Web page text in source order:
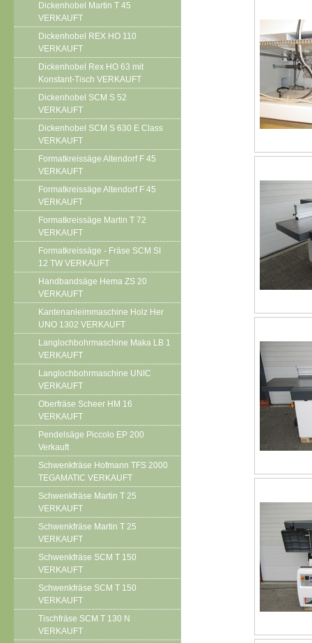
Dickenhobel Martin T 45
VERKAUFT
Dickenhobel REX HO 110
VERKAUFT
Dickenhobel Rex HO 63 mit
Konstant-Tisch VERKAUFT
Dickenhobel SCM S 52
VERKAUFT
Dickenhobel SCM S 630 E Class
VERKAUFT
Formatkreissäge Altendorf F 45
VERKAUFT
Formatkreissäge Altendorf F 45
VERKAUFT
Formatkreissäge Martin T 72
VERKAUFT
Formatkreissäge - Fräse SCM SI
12 TW VERKAUFT
Handbandsäge Hema ZS 20
VERKAUFT
Kantenanleimmaschine Holz Her
UNO 1302 VERKAUFT
Langlochbohrmaschine Maka LB 1
VERKAUFT
Langlochbohrmaschine UNIC
VERKAUFT
Oberfräse Scheer HM 16
VERKAUFT
Pendelsäge Piccolo EP 200
Verkauft
Schwenkfräse Hofmann TFS 2000
TEGAMATIC VERKAUFT
Schwenkfräse Martin T 25
VERKAUFT
Schwenkfräse Martin T 25
VERKAUFT
Schwenkfräse SCM T 150
VERKAUFT
Schwenkfräse SCM T 150
VERKAUFT
Tischfräse SCM T 130 N
VERKAUFT